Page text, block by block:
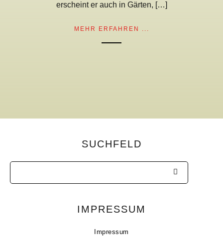
erscheint er auch in Gärten, […]
MEHR ERFAHREN ...
SUCHFELD
IMPRESSUM
Impressum